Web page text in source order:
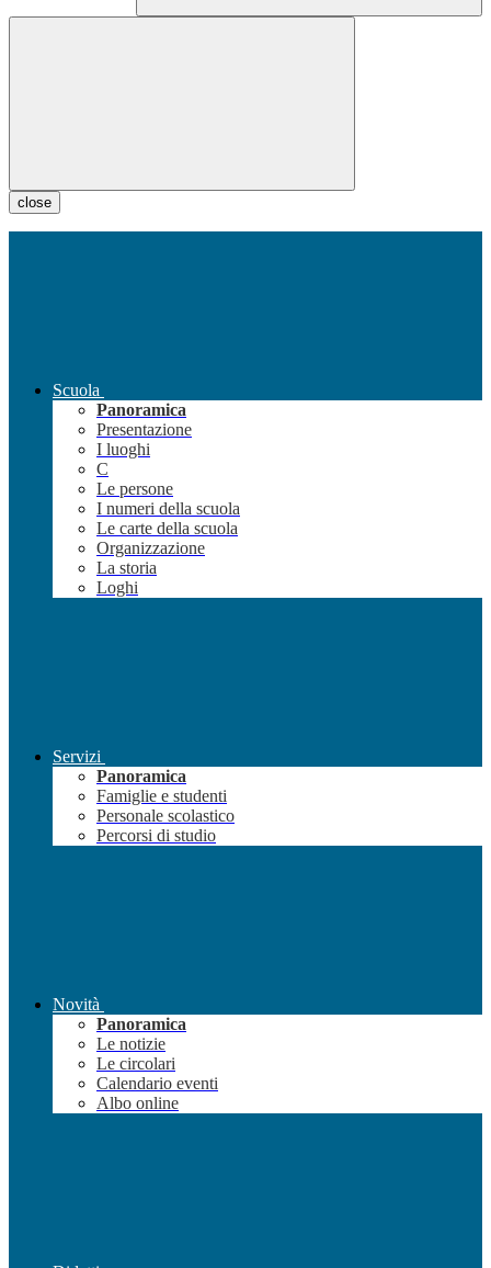
close
Scuola
Panoramica
Presentazione
I luoghi
C
Le persone
I numeri della scuola
Le carte della scuola
Organizzazione
La storia
Loghi
Servizi
Panoramica
Famiglie e studenti
Personale scolastico
Percorsi di studio
Novità
Panoramica
Le notizie
Le circolari
Calendario eventi
Albo online